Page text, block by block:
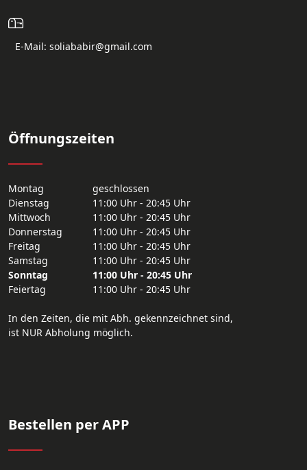
E-Mail: soliababir@gmail.com
Öffnungszeiten
Montag
geschlossen
Dienstag
11:00 Uhr - 20:45 Uhr
Mittwoch
11:00 Uhr - 20:45 Uhr
Donnerstag
11:00 Uhr - 20:45 Uhr
Freitag
11:00 Uhr - 20:45 Uhr
Samstag
11:00 Uhr - 20:45 Uhr
Sonntag
11:00 Uhr - 20:45 Uhr
Feiertag
11:00 Uhr - 20:45 Uhr
In den Zeiten, die mit Abh. gekennzeichnet sind,
ist NUR Abholung möglich.
Bestellen per APP